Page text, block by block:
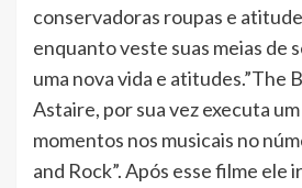
conservadoras roupas e
enquanto veste suas meias de
uma nova vida e atitudes.”The
Astaire, por sua vez executa
momentos nos musicais no
and Rock”. Após esse filme ele